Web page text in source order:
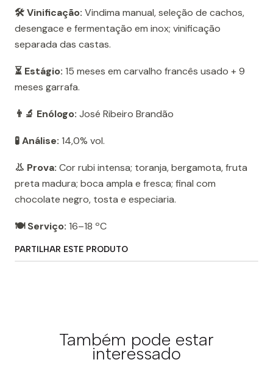
🛠️ Vinificação: Vindima manual, seleção de cachos,
desengace e fermentação em inox; vinificação
separada das castas.
⏳ Estágio: 15 meses em carvalho francês usado + 9
meses garrafa.
👨‍🔬 Enólogo: José Ribeiro Brandão
🧪 Análise: 14,0% vol.
👃 Prova: Cor rubi intensa; toranja, bergamota, fruta
preta madura; boca ampla e fresca; final com
chocolate negro, tosta e especiaria.
🍽️ Serviço: 16–18 ºC
PARTILHAR ESTE PRODUTO
Também pode estar
interessado